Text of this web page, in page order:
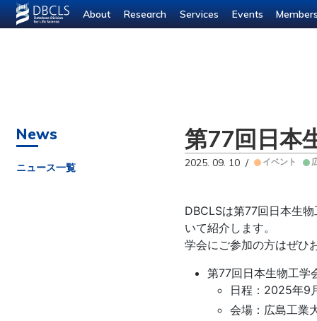
--- --- About Research Services Events
News
ニュース一覧
第77回日本
2025. 09. 10 / イベント
DBCLSは第77回日本生
いて紹介します。
学会にご参加の方はぜひ
第77回日本生物工
日程：2025年
会場：広島工業